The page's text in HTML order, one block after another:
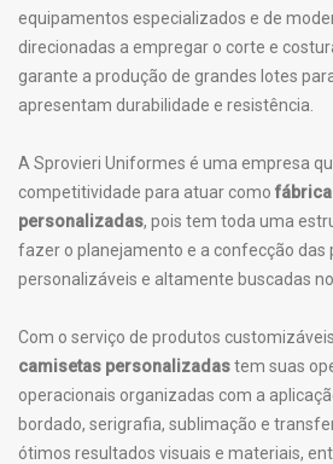
equipamentos especializados e de
direcionadas a empregar o corte e
garante a produção de grandes lotes
apresentam durabilidade e resistência.
A Sprovieri Uniformes é uma empresa
competitividade para atuar como
personalizadas, pois tem toda uma
fazer o planejamento e a confecção das
personalizáveis e altamente buscadas
Com o serviço de produtos
camisetas personalizadastem suas
operacionais organizadas com a
bordado, serigrafia, sublimação e
ótimos resultados visuais e materiais,